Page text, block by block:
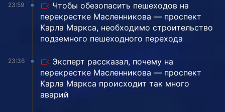
23:59
Чтобы обезопасить пешеходов на
перекрестке Масленникова — проспект
Карла Маркса, необходимо строительство
подземного пешеходного перехода
23:36
Эксперт рассказал, почему на
перекрестке Масленникова — проспект
Карла Маркса происходит так много
аварий